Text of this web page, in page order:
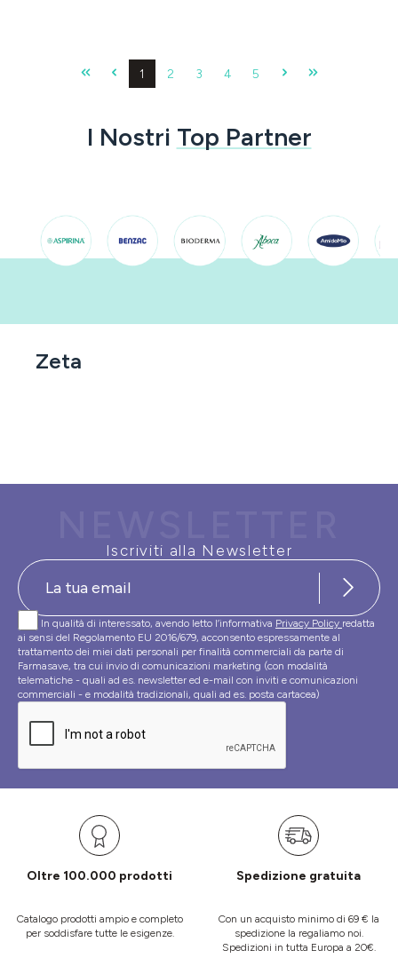
Pagina
1 Pagina
2 Pagina
3 Pagina
4 Pagina
5
I Nostri Top Partner
Zeta
Iscriviti alla Newsletter
In qualità di interessato, avendo letto l’informativa Privacy Policy redatta
ai sensi del Regolamento EU 2016/679, acconsento espressamente al
trattamento dei miei dati personali per finalità commerciali da parte di
Farmasave, tra cui invio di comunicazioni marketing (con modalità
telematiche - quali ad es. newsletter ed e-mail con inviti e comunicazioni
commerciali - e modalità tradizionali, quali ad es. posta cartacea)
Oltre 100.000 prodotti
Catalogo prodotti ampio e completo
per soddisfare tutte le esigenze.
Spedizione gratuita
Con un acquisto minimo di 69 € la
spedizione la regaliamo noi.
Spedizioni in tutta Europa a 20€.